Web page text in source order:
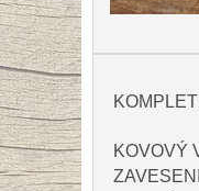
KOVOVÝ